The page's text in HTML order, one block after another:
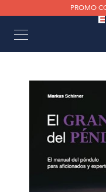
PROMO